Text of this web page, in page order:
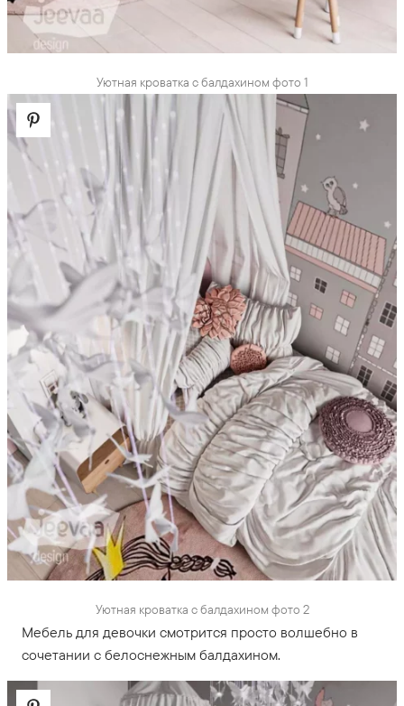
Уютная кроватка с балдахином фото 1
Уютная кроватка с балдахином фото 2
Мебель для девочки смотрится просто волшебно в
сочетании с белоснежным балдахином.